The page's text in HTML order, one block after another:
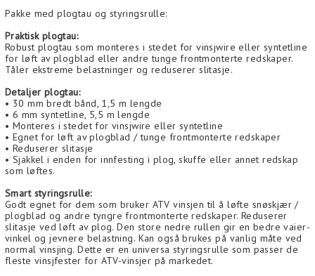
Pakke med plogtau og styringsrulle:
Praktisk plogtau:
Robust plogtau som monteres i stedet for vinsjwire eller syntetline
for løft av plogblad eller andre tunge frontmonterte redskaper.
Tåler ekstreme belastninger og reduserer slitasje.
Detaljer plogtau:
• 30 mm bredt bånd, 1,5 m lengde
• 6 mm syntetline, 5,5 m lengde
• Monteres i stedet for vinsjwire eller syntetline
• Egnet for løft av plogblad / tunge frontmonterte redskaper
• Reduserer slitasje
• Sjakkel i enden for innfesting i plog, skuffe eller annet redskap
som løftes.
Smart styringsrulle:
Godt egnet for dem som bruker ATV vinsjen til å løfte snøskjær /
plogblad og andre tyngre frontmonterte redskaper. Reduserer
slitasje ved løft av plog. Den store nedre rullen gir en bedre vaier­
vinkel og jevnere belastning. Kan også brukes på vanlig måte ved
normal vinsjing. Dette er en universa styringsrulle som passer de
fleste vinsjfester for ATV-vinsjer på markedet.​​​​​​